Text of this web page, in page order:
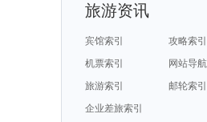
旅游资讯
宾馆索引
攻略索引
机票索引
网站导航
旅游索引
邮轮索引
企业差旅索引